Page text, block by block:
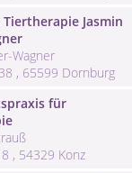
Jasmin
Wagner
, 65599 Dornburg
für
, 54329 Konz